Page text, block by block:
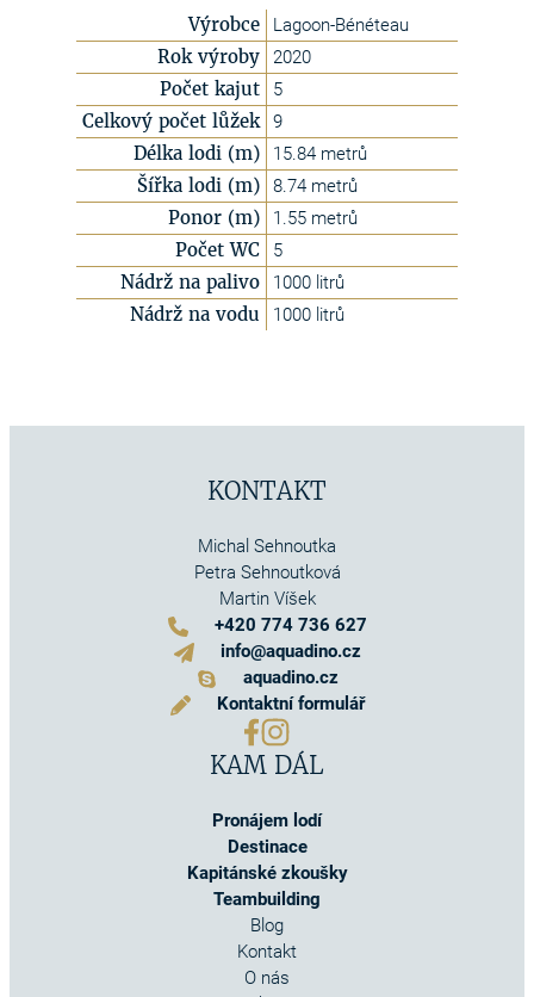
Výrobce Lagoon-Bénéteau
Rok výroby 2020
Počet kajut 5
Celkový počet lůžek 9
Délka lodi (m) 15.84 metrů
Šířka lodi (m) 8.74 metrů
Ponor (m) 1.55 metrů
Počet WC 5
Nádrž na palivo 1000 litrů
Nádrž na vodu 1000 litrů
KONTAKT
Michal Sehnoutka
Petra Sehnoutková
Martin Víšek
+420 774 736 627
info@aquadino.cz
aquadino.cz
Kontaktní formulář
KAM DÁL
Pronájem lodí
Destinace
Kapitánské zkoušky
Teambuilding
Blog
Kontakt
O nás